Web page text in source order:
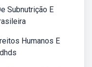
Subnutrição E
Humanos E